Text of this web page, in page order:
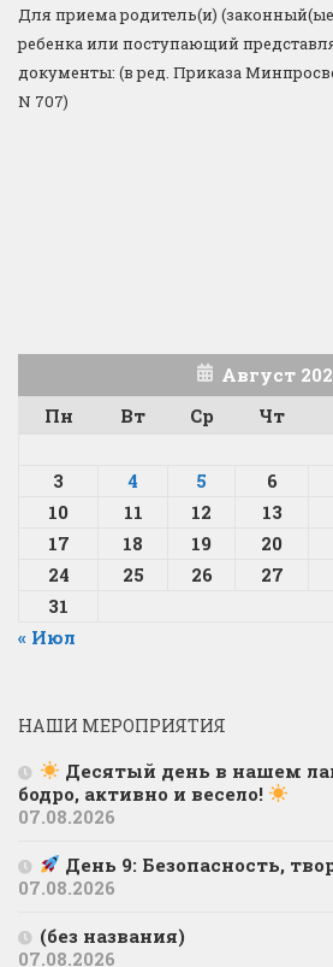
Для приема родитель(и)
ребенка или поступающий
документы: (в ред. Приказа
N 707)
Август
Пн
Вт Ср Чт
3
4 5 6
10
11 12 13
17
18 19 20
24
25 26 27
31
« Июл
НАШИ МЕРОПРИЯТИЯ
Десятый день в нашем
бодро, активно и весело!
07.08.2026
День 9: Безопасность,
07.08.2026
(без названия)
07.08.2026